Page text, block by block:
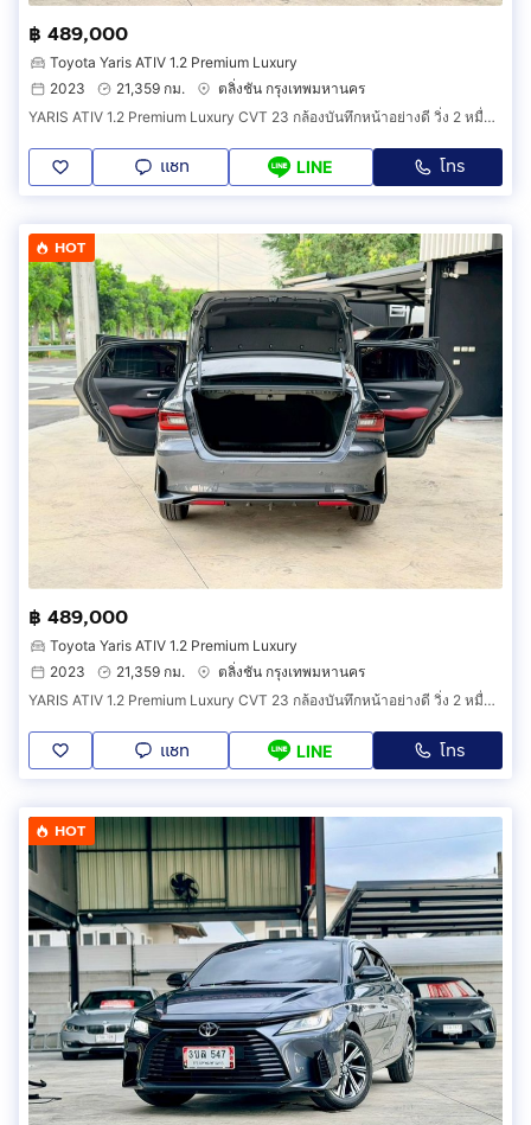
฿ 489,000
Toyota Yaris ATIV 1.2 Premium Luxury
2023
21,359 กม.
ตลิ่งชัน กรุงเทพมหานคร
YARIS ATIV 1.2 Premium Luxury CVT 23 กล้องบันทึกหน้าอย่างดี วิ่ง 2 หมื่นโล ประวัติโตต้า มือเดียว ทุกอย่างครบ เล่มพร้อมโอน ภาษี 70 ยางใหม่
แชท LINE โทร
HOT
฿ 489,000
Toyota Yaris ATIV 1.2 Premium Luxury
2023
21,359 กม.
ตลิ่งชัน กรุงเทพมหานคร
YARIS ATIV 1.2 Premium Luxury CVT 23 กล้องบันทึกหน้าอย่างดี วิ่ง 2 หมื่นโล ประวัติโตต้า มือเดียว ทุกอย่างครบ เล่มพร้อมโอน ภาษี 70 ยางใหม่
แชท LINE โทร
HOT